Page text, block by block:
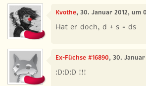
Kvothe, 30. Januar 2012, um
Hat er doch, d + s = ds
Ex-Füchse #16890, 30.
:D:D:D !!!